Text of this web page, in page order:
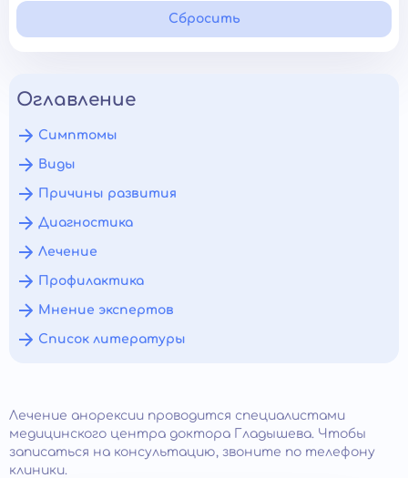
Сбросить
Оглавление
Симптомы
Виды
Причины развития
Диагностика
Лечение
Профилактика
Мнение экспертов
Список литературы
Лечение анорексии проводится специалистами
медицинского центра доктора Гладышева. Чтобы
записаться на консультацию, звоните по телефону
клиники.